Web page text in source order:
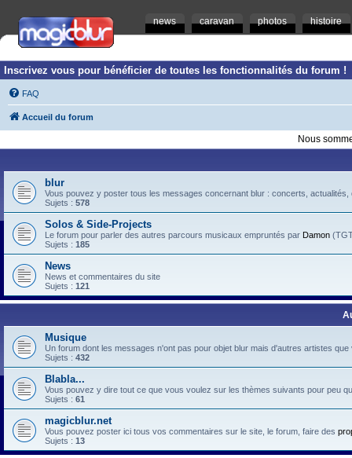
news caravan photos histoire
Inscrivez vous pour bénéficier de toutes les fonctionnalités du forum !
FAQ
Accueil du forum
Nous
blur
Vous pouvez y poster tous les messages concernant blur : concerts,
Sujets : 578
Solos & Side-Projects
Le forum pour parler des autres parcours musicaux empruntés par Damon
Sujets : 185
News
News et commentaires du site
Sujets : 121
Musique
Un forum dont les messages n'ont pas pour objet blur mais d'autres artistes
Sujets : 432
Blabla...
Vous pouvez y dire tout ce que vous voulez sur les thèmes suivants pour peu
Sujets : 61
magicblur.net
Vous pouvez poster ici tous vos commentaires sur le site, le forum, faire des
Sujets : 13